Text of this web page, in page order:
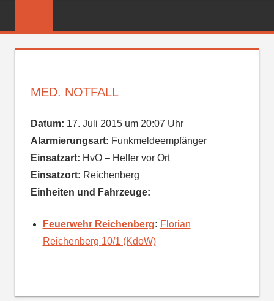
FEUERWEHR
MED. NOTFALL
Datum: 17. Juli 2015 um 20:07 Uhr
Alarmierungsart: Funkmeldeempfänger
Einsatzart: HvO – Helfer vor Ort
Einsatzort: Reichenberg
Einheiten und Fahrzeuge:
Feuerwehr Reichenberg: Florian
Reichenberg 10/1 (KdoW)